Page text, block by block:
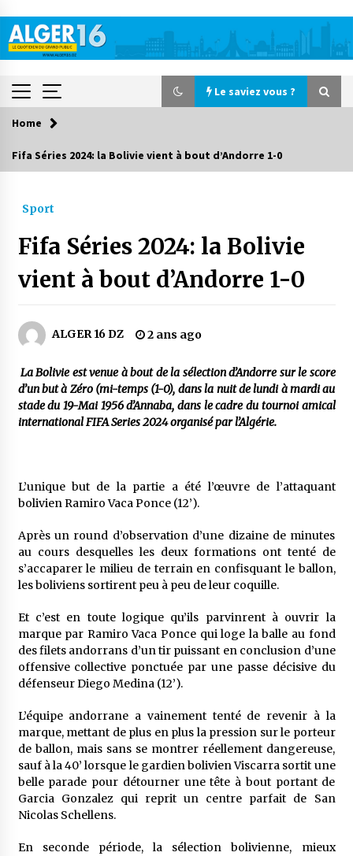
content
Le saviez vous ?
Le saviez vous ?
Début des camps d’été pour un deuxième
1 jour ago
service de bornes automatiques
Carte Chiffa : Mise à jour au niveau des
pharmacies désormais possible pour les
ayants droit
officiels sur les réseaux sociaux
1 semaine ago
Droit de change : Le CPA lance une carte VISA
dédiée aux voyages à l’étranger
1 semaine ago
En service à partir du 1er août prochain :
Lancement de la plateforme numérique dédiée
à l’importation
1 semaine ago
Affaires religieuses : Ouverture des
meilleur prêche du vendredi
2 semaines ago
Droit à l’affiliation au régime national de
retraite : Coup d’envoi d’une campagne de
sensibilisation au profit de la communauté
nationale à l’étranger
2 semaines ago
sensibilisation sur la lutte contre le travail
Home
Fifa Séries 2024: la Bolivie vient à bout d’Andorre 1-0
Sport
Fifa Séries 2024: la Bolivie
vient à bout d’Andorre 1-0
ALGER 16 DZ 2 ans ago
La Bolivie est venue à bout de la sélection d’Andorre sur le score
d’un but à Zéro (mi-temps (1-0), dans la nuit de lundi à mardi au
stade du 19-Mai 1956 d’Annaba, dans le cadre du tournoi amical
international FIFA Series 2024 organisé par l’Algérie.
L’unique but de la partie a été l’œuvre de l’attaquant
bolivien Ramiro Vaca Ponce (12’).
Après un round d’observation d’une dizaine de minutes
au cours desquelles les deux formations ont tenté de
s’accaparer le milieu de terrain en confisquant le ballon,
les boliviens sortirent peu à peu de leur coquille.
Et c’est en toute logique qu’ils parvinrent à ouvrir la
marque par Ramiro Vaca Ponce qui loge la balle au fond
des filets andorrans d’un tir puissant en conclusion d’une
offensive collective ponctuée par une passe décisive du
défenseur Diego Medina (12’).
L’équipe andorrane a vainement tenté de revenir à la
marque, mettant de plus en plus la pression sur le porteur
de ballon, mais sans se montrer réellement dangereuse,
sauf à la 40’ lorsque le gardien bolivien Viscarra sortit une
belle parade pour détourner une tête à bout portant de
Garcia Gonzalez qui reprit un centre parfait de San
Nicolas Schellens.
En seconde période, la sélection bolivienne, mieux